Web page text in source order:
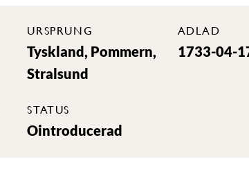
URSPRUNG
Tyskland, Pommern,
Stralsund
ADLAD
1733-04-
STATUS
Ointroducerad